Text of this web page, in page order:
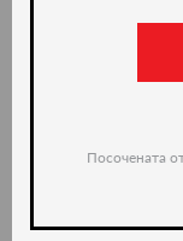
Посочената